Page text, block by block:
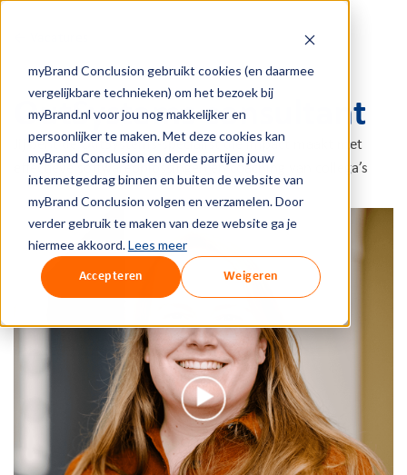
myBrand Conclusion gebruikt cookies (en daarmee
vergelijkbare technieken) om het bezoek bij
myBrand.nl voor jou nog makkelijker en
persoonlijker te maken. Met deze cookies kan
myBrand Conclusion en derde partijen jouw
internetgedrag binnen en buiten de website van
myBrand Conclusion volgen en verzamelen. Door
verder gebruik te maken van deze website ga je
hiermee akkoord.Lees meer
Accepteren Weigeren
OutSystems consultant
Jij bent de OutSystems-specialist die impact maakt met
effectieve softwareoplossingen en coaching van collega’s